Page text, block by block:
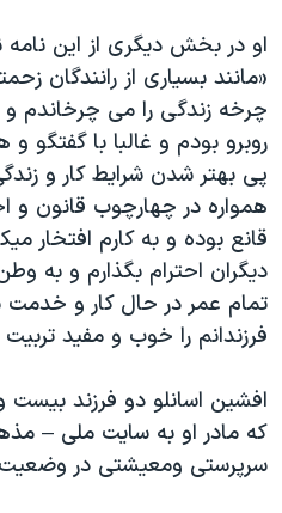
او در بخش دیگری از این
«مانند بسيارى از رانندگان
چرخه زندگى را می چرخاندم
روبرو بودم و غالبا با گفتگو و
پی بهتر شدن شرايط كار و
همواره در چهارچوب قانون و
قانع بوده و به كارم افتخار
ديگران احترام بگذارم و به
تمام عمر در حال كار و خدمت
فرزندانم را خوب و مفيد تربيت
افشین اسانلو دو فرزند بیست
که مادر او به سایت ملی –
سرپرستی ومعیشتی در